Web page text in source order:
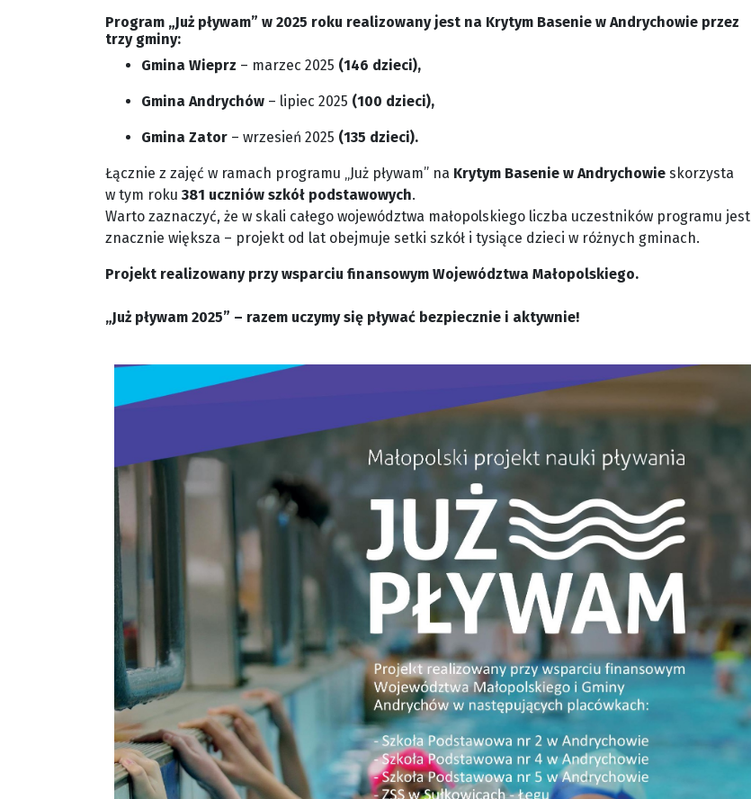
Program „Już pływam” w 2025 roku realizowany jest na Krytym Basenie w Andrychowie przez
trzy gminy:
Gmina Wieprz – marzec 2025 (146 dzieci),
Gmina Andrychów – lipiec 2025 (100 dzieci),
Gmina Zator – wrzesień 2025 (135 dzieci).
Łącznie z zajęć w ramach programu „Już pływam” na Krytym Basenie w Andrychowie skorzysta
w tym roku 381 uczniów szkół podstawowych.
Warto zaznaczyć, że w skali całego województwa małopolskiego liczba uczestników programu jest
znacznie większa – projekt od lat obejmuje setki szkół i tysiące dzieci w różnych gminach.
Projekt realizowany przy wsparciu finansowym Województwa Małopolskiego.
„Już pływam 2025” – razem uczymy się pływać bezpiecznie i aktywnie!